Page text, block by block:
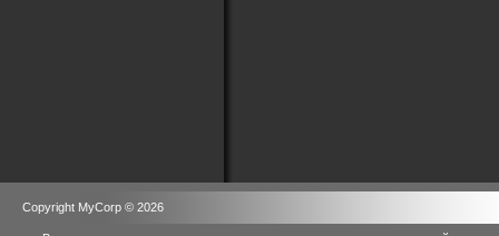
Copyright MyCorp © 2026